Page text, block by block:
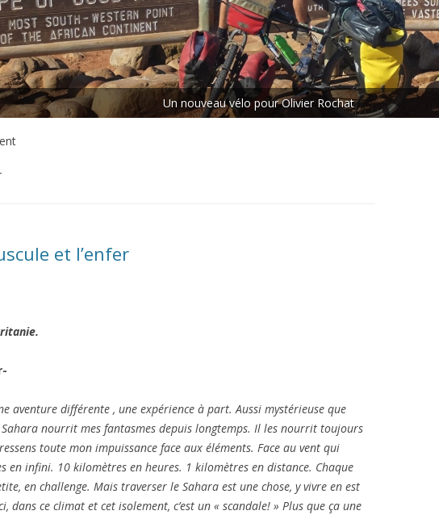
ETAPE N°5 : LES CHUTES
VICTORIA – LE CAP
ETAPE N°6 : LE CAP – MAKOUA
ETAPE N°7 : MAKOUA – ACCRARejoins le peloton.
et l’enfer
aventure différente , une expérience à part. Aussi mystérieuse que
nourrit mes fantasmes depuis longtemps. Il les nourrit toujours
toute mon impuissance face aux éléments. Face au vent qui
en infini. 10 kilomètres en heures. 1 kilomètres en distance. Chaque
en challenge. Mais traverser le Sahara est une chose, y vivre en est
dans ce climat et cet isolement, c’est un « scandale! » Plus que ça une